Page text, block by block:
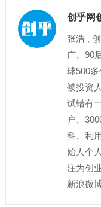
创乎网
张浩 ,
广、90
球500
被投资
试错有
户、
科、利
始人个
注为创
新浪微